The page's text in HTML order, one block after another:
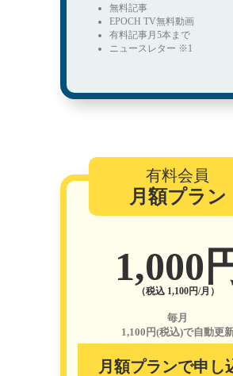
無料記事
EPOCH TV無料動画
有料記事月5本まで
ニュースレター ※1
有料会員
月額プラン
1,000
（税込 1,100円/月）
毎月
1,100円(税込)で自動更
月額プランで申し